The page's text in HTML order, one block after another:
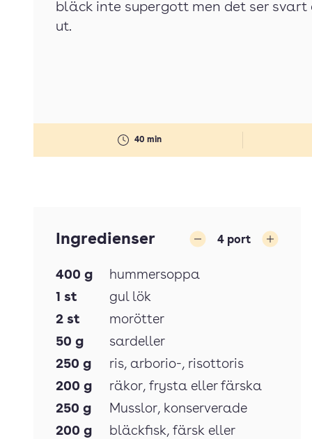
40 min
bläck inte supergott men det ser
ut.
Ingredienser 4 port
400 g
hummersoppa
1 st
gul lök
2 st
morötter
50 g
sardeller
250 g ris, arborio-, risottoris
200 g räkor, frysta eller färska
250 g Musslor, konserverade
200 g bläckfisk, färsk eller